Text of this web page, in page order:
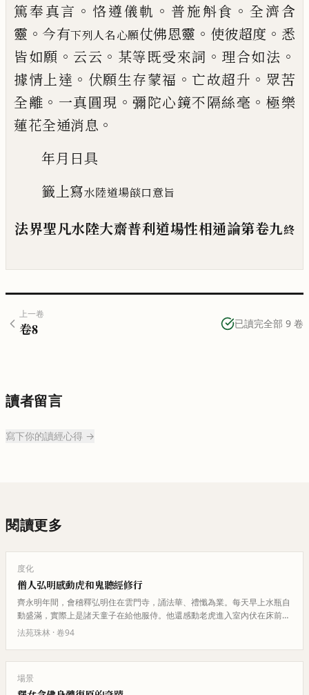
篤奉真言 。 恪遵儀軌 。 普施斛食 。 全濟含
靈 。 今有下列人名心願仗佛恩靈 。 使彼超度 。 悉
皆如願 。 云云 。 某等既受來詞 。 理合如法 。
據情上達 。 伏願生存蒙福 。亡故超升 。 眾苦
全離 。 一真圓現 。彌陀心鏡不隔絲毫 。極樂
蓮花全通消息 。
年月日具
籤上寫水陸道場燄口意旨
法界聖凡水陸大齋普利道場性相通論第卷九終
上一卷
卷8 已讀完全部 9 卷
讀者留言
寫下你的讀經心得 →
閱讀更多
度化
僧人弘明感動虎和鬼聽經修行
齊永明年間，會稽釋弘明住在雲門寺，誦法華、禮懺為業。每天早上水瓶自
動盛滿，實際上是諸天童子在給他服侍。他還感動老虎進入室內伏在床前很
久才離開。他還看到小兒來聽經…
法苑珠林 · 卷94
場景